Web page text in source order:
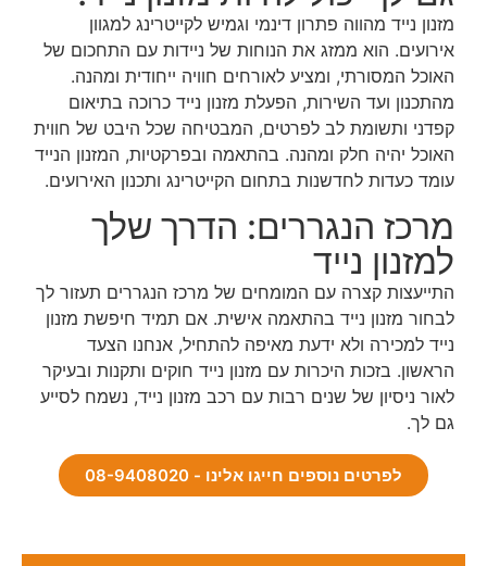
מזנון נייד מהווה פתרון דינמי וגמיש לקייטרינג למגוון
אירועים. הוא ממזג את הנוחות של ניידות עם התחכום של
האוכל המסורתי, ומציע לאורחים חוויה ייחודית ומהנה.
מהתכנון ועד השירות, הפעלת מזנון נייד כרוכה בתיאום
קפדני ותשומת לב לפרטים, המבטיחה שכל היבט של חווית
האוכל יהיה חלק ומהנה. בהתאמה ובפרקטיות, המזנון הנייד
עומד כעדות לחדשנות בתחום הקייטרינג ותכנון האירועים.
מרכז הנגררים: הדרך שלך
למזנון נייד
התייעצות קצרה עם המומחים של מרכז הנגררים תעזור לך
לבחור מזנון נייד בהתאמה אישית. אם תמיד חיפשת מזנון
נייד למכירה ולא ידעת מאיפה להתחיל, אנחנו הצעד
הראשון. בזכות היכרות עם מזנון נייד חוקים ותקנות ובעיקר
לאור ניסיון של שנים רבות עם רכב מזנון נייד, נשמח לסייע
גם לך.
לפרטים נוספים חייגו אלינו - 08-9408020